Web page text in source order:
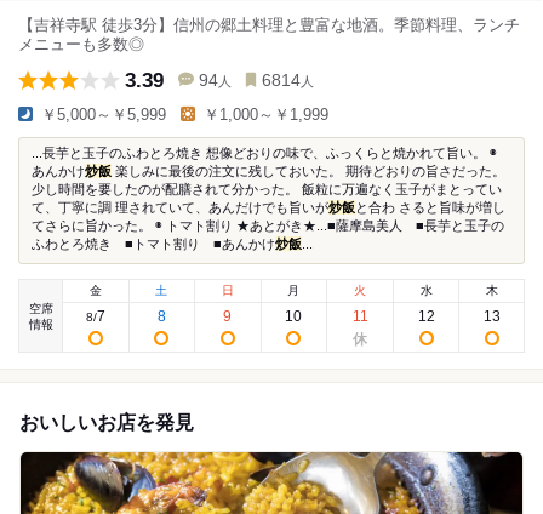
【吉祥寺駅 徒歩3分】信州の郷土料理と豊富な地酒。季節料理、ランチ
メニューも多数◎
3.39 94 人 6814 人
￥5,000～￥5,999 ￥1,000～￥1,999
...長芋と玉子のふわとろ焼き 想像どおりの味で、ふっくらと焼かれて旨い。 ◉
あんかけ炒飯 楽しみに最後の注文に残しておいた。 期待どおりの旨さだった。
少し時間を要したのが配膳されて分かった。 飯粒に万遍なく玉子がまとってい
て、丁寧に調 理されていて、あんだけでも旨いが炒飯 と合わ さると旨味が増し
てさらに旨かった。 ◉ トマト割り ★あとがき★...■薩摩島美人 ■長芋と玉子の
ふわとろ焼き ■トマト割り ■あんかけ炒飯
空席
情報
金
8/7
土
8
日
9
月
10
火
11
水
12
木
13
おいしいお店を発見